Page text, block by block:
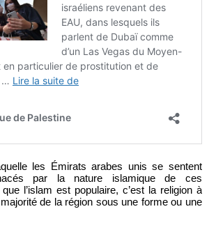
les Émirats arabes unis se sentent
par la nature islamique de ces
l’islam est populaire, c’est la religion à
de la région sous une forme ou une